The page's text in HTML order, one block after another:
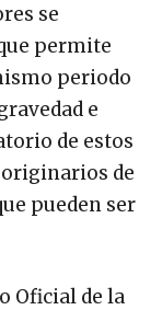
se
permite
periodo
e
de estos
originarios de
pueden ser
Oficial de la